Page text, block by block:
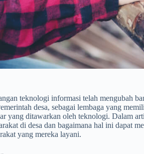
teknologi informasi telah mengubah
desa, sebagai lembaga yang
yang ditawarkan oleh teknologi. Dalam
di desa dan bagaimana hal ini dapat
yang mereka layani.